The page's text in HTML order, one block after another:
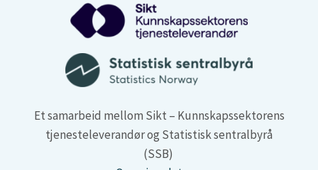
Et samarbeid mellom Sikt – Kunnskapssektorens
tjenesteleverandør og Statistisk sentralbyrå
(SSB)